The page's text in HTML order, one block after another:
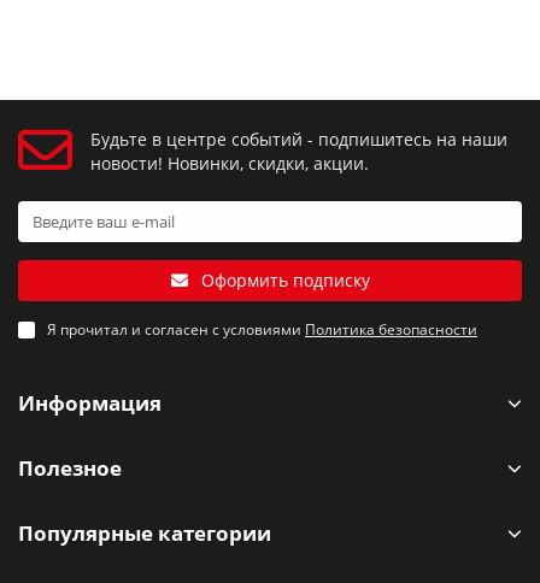
Будьте в центре событий - подпишитесь на наши
новости! Новинки, скидки, акции.
Оформить подписку
Я прочитал и согласен с условиями Политика безопасности
Информация
Полезное
Популярные категории